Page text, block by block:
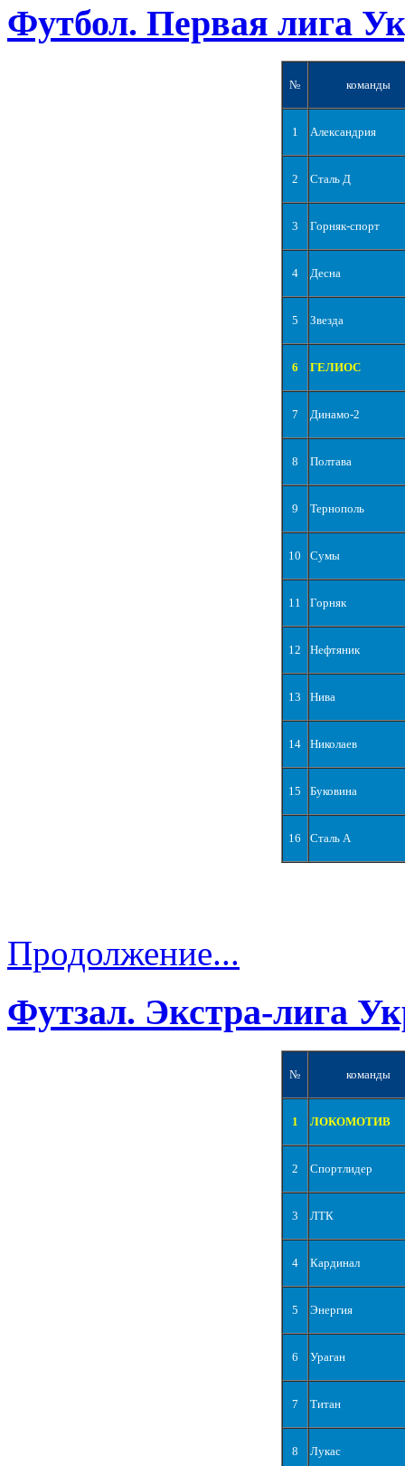
Футбол. Первая лига
№ команды
1 Александрия
2 Сталь Д
3 Горняк-спорт
4 Десна
5 Звезда
6 ГЕЛИОС
7 Динамо-2
8 Полтава
9 Тернополь
10 Сумы
11 Горняк
12 Нефтяник
13 Нива
14 Николаев
15 Буковина
16 Сталь А
Продолжение...
Футзал. Экстра-лига
№ команды
1 ЛОКОМОТИВ
2 Спортлидер
3 ЛТК
4 Кардинал
5 Энергия
6 Ураган
7 Титан
8 Лукас